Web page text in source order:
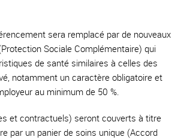
sera remplacé par de nouveaux
Sociale Complémentaire) qui
de santé similaires à celles des
notamment un caractère obligatoire et
au minimum de 50 %.
et contractuels) seront couverts à titre
par un panier de soins unique (Accord